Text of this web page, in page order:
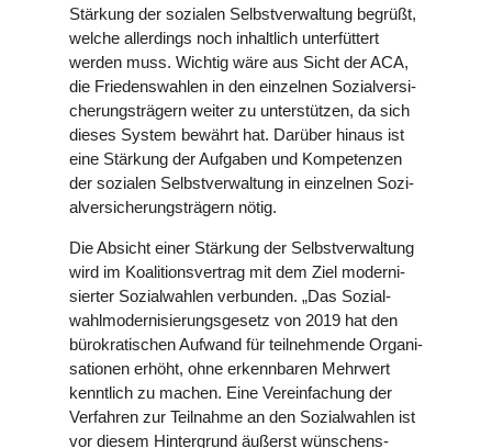
Stärkung der sozialen Selbst­ver­wal­tung begrüßt,
welche aller­dings noch inhalt­lich unter­füt­tert
werden muss. Wichtig wäre aus Sicht der ACA,
die Frie­dens­wah­len in den ein­zel­nen Sozi­al­ver­si­
che­rungs­trä­gern weiter zu unter­stüt­zen, da sich
dieses System bewährt hat. Darüber hinaus ist
eine Stärkung der Aufgaben und Kom­pe­ten­zen
der sozialen Selbst­ver­wal­tung in ein­zel­nen Sozi­
al­ver­si­che­rungs­trä­gern nötig.
Die Absicht einer Stärkung der Selbst­ver­wal­tung
wird im Koali­ti­ons­ver­trag mit dem Ziel moder­ni­
sier­ter Sozi­al­wah­len ver­bun­den. „Das Sozi­al­
wahl­mo­der­ni­sie­rungs­ge­setz von 2019 hat den
büro­kra­ti­schen Aufwand für teil­neh­mende Orga­ni­
sa­tio­nen erhöht, ohne erkenn­ba­ren Mehrwert
kennt­lich zu machen. Eine Ver­ein­fa­chung der
Ver­fah­ren zur Teil­nahme an den Sozi­al­wah­len ist
vor diesem Hin­ter­grund äußerst wün­schens­